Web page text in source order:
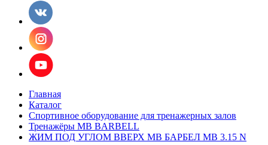
Главная
Каталог
Спортивное оборудование для тренажерных залов
Тренажёры MB BARBELL
ЖИМ ПОД УГЛОМ ВВЕРХ MB БАРБЕЛ MB 3.15 N